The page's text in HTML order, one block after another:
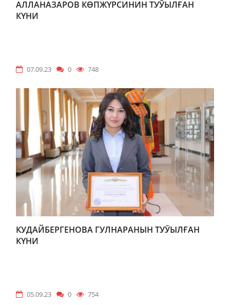
АЛЛАНАЗАРОВ КѲПЖҮРСИНИН ТУӮЫЛҒАН
КҮНИ
07.09.23 0 748
КУДАЙБЕРГЕНОВА ГУЛНАРАНЫН ТУӮЫЛҒАН
КҮНИ
05.09.23 0 754